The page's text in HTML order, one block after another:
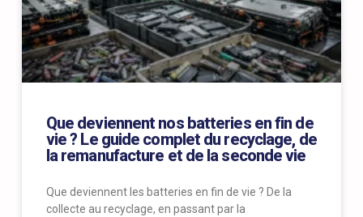
Que deviennent nos batteries en fin de
vie ? Le guide complet du recyclage, de
la remanufacture et de la seconde vie
Que deviennent les batteries en fin de vie ? De la
collecte au recyclage, en passant par la